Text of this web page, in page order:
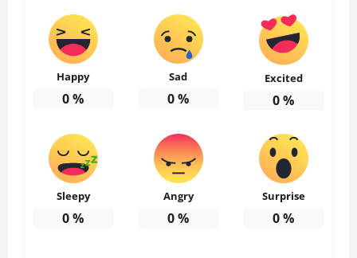
Happy
0%
Sad
0%
Excited
0%
Sleepy
0%
Angry
0%
Surprise
0%